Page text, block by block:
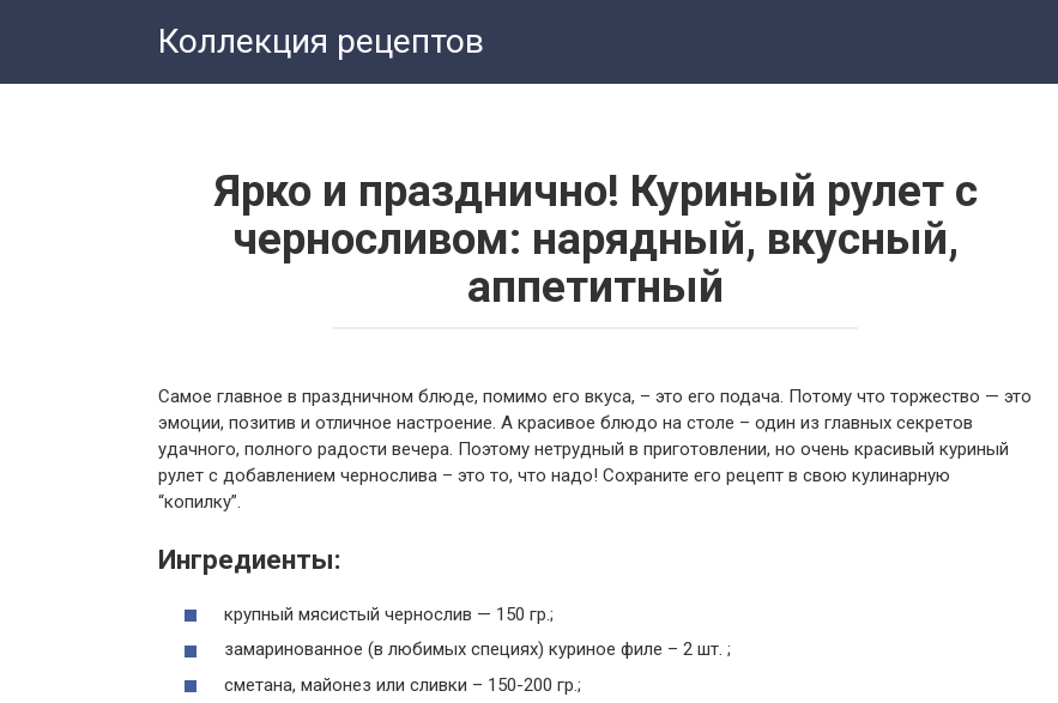
Коллекция рецептов
Ярко и празднично! Куриный рулет с
черносливом: нарядный, вкусный,
аппетитный
Самое главное в праздничном блюде, помимо его вкуса, – это его подача. Потому что торжество — это
эмоции, позитив и отличное настроение. А красивое блюдо на столе – один из главных секретов
удачного, полного радости вечера. Поэтому нетрудный в приготовлении, но очень красивый куриный
рулет с добавлением чернослива – это то, что надо! Сохраните его рецепт в свою кулинарную
“копилку”.
Ингредиенты:
крупный мясистый чернослив — 150 гр.;
замаринованное (в любимых специях) куриное филе – 2 шт. ;
сметана, майонез или сливки – 150-200 гр.;